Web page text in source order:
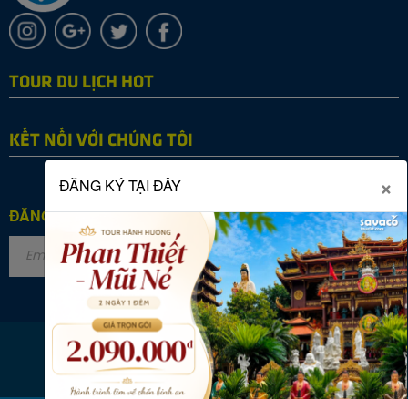
TOUR DU LỊCH HOT
KẾT NỐI VỚI CHÚNG TÔI
ĐĂNG KÝ NHẬN TIN
Copyright © 2022 SAVACO TOURIST. All rights reserved.
Online: 34 | Tháng: 25196 | Tổng: 2865829
ĐĂNG KÝ TẠI ĐÂY ×